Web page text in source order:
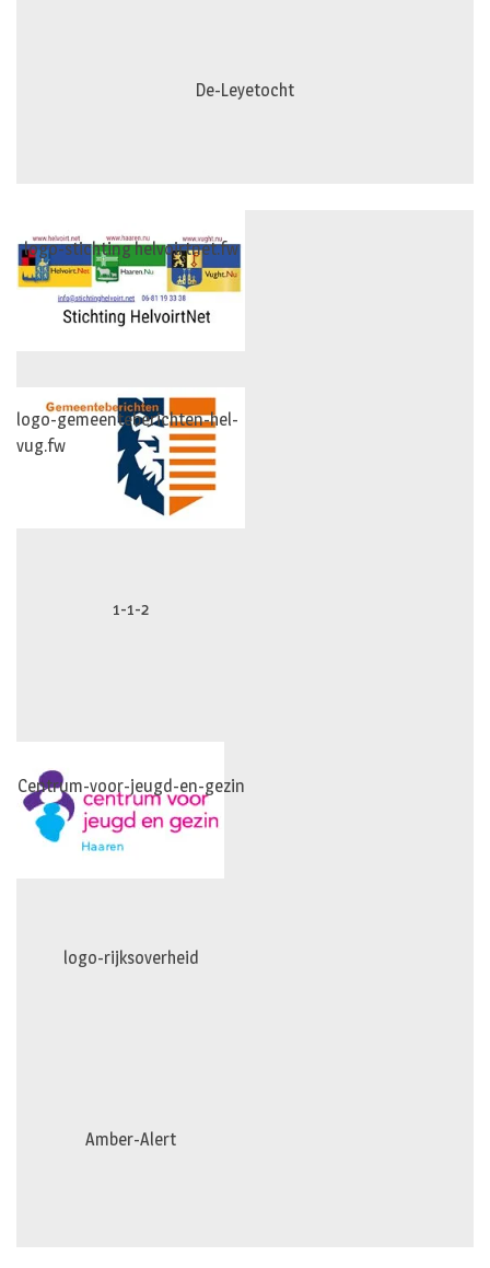
De-Leyetocht
logo-stichting helvoirtnet.fw
logo-gemeenteberichten-hel-
vug.fw
1-1-2
Centrum-voor-jeugd-en-gezin
logo-rijksoverheid
Amber-Alert